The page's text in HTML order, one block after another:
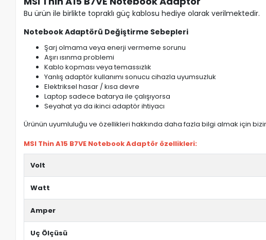
Bu ürün ile birlikte topraklı güç kablosu hediye olarak verilmektedir.
Notebook Adaptörü Değiştirme Sebepleri
Şarj olmama veya enerji vermeme sorunu
Aşırı ısınma problemi
Kablo kopması veya temassızlık
Yanlış adaptör kullanımı sonucu cihazla uyumsuzluk
Elektriksel hasar / kısa devre
Laptop sadece batarya ile çalışıyorsa
Seyahat ya da ikinci adaptör ihtiyacı
Ürünün uyumluluğu ve özellikleri hakkında daha fazla bilgi almak için
MSI Thin A15 B7VE Notebook Adaptör özellikleri:
Volt
Watt
Amper
Uç Ölçüsü